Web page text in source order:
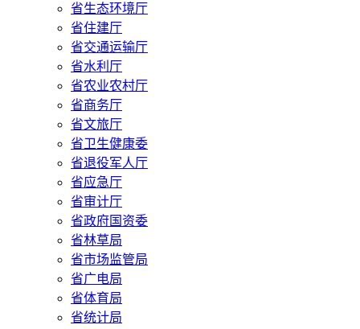
省生态环境厅
省住建厅
省交通运输厅
省水利厅
省农业农村厅
省商务厅
省文旅厅
省卫生健康委
省退役军人厅
省应急厅
省审计厅
省政府国资委
省林草局
省市场监管局
省广电局
省体育局
省统计局